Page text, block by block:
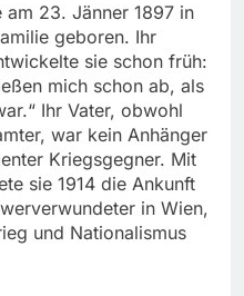
23. Jänner 1897 in
geboren. Ihr
sie schon früh:
mich schon ab, als
Ihr Vater, obwohl
war kein Anhänger
Kriegsgegner. Mit
sie 1914 die Ankunft
in Wien,
und Nationalismus